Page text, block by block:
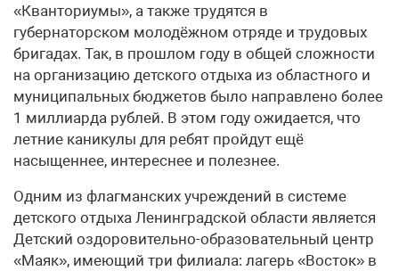
«Кванториумы», а также трудятся в
губернаторском молодёжном отряде и трудовых
бригадах. Так, в прошлом году в общей сложности
на организацию детского отдыха из областного и
муниципальных бюджетов было направлено более
1 миллиарда рублей. В этом году ожидается, что
летние каникулы для ребят пройдут ещё
насыщеннее, интереснее и полезнее.
Одним из флагманских учреждений в системе
детского отдыха Ленинградской области является
Детский оздоровительно-образовательный центр
«Маяк», имеющий три филиала: лагерь «Восток» в